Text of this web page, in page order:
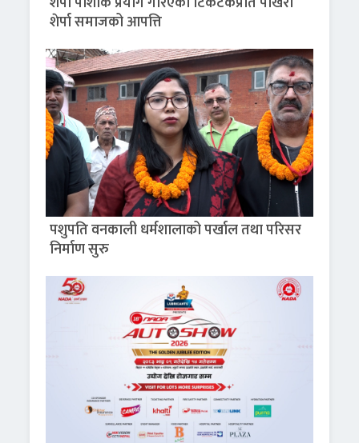
शेर्पा समाजको आपत्ति
पशुपति वनकाली धर्मशालाको पर्खाल तथा परिसर
निर्माण सुरु